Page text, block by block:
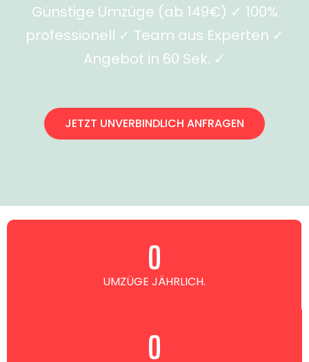
Günstige Umzüge (ab 149€) ✓ 100%
professionell ✓ Team aus Experten ✓
Angebot in 60 Sek. ✓
JETZT UNVERBINDLICH ANFRAGEN
UMZÜGE JÄHRLICH.
0
0